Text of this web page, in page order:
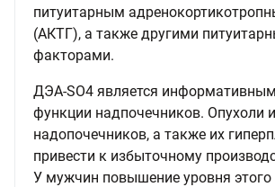
питуитарным
(АКТГ), а также другими
факторами.
ДЭА-SO4 является
функции надпочечников. Опухоли
надопочечников, а также их
привести к избыточному
У мужчин повышение уровня этого